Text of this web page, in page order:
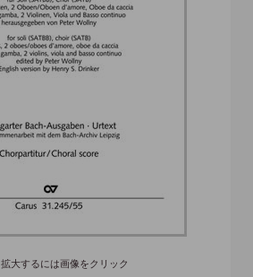
拡大するには画像をクリック